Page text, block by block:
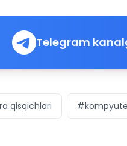
Telegram
qisqichlari